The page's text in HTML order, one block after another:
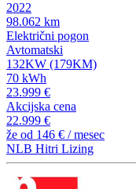
2022
98.062 km
Električni pogon
Avtomatski
132KW (179KM)
70 kWh
23.999 €
Akcijska cena
22.999 €
že od 146 € / mesec
NLB Hitri Lizing